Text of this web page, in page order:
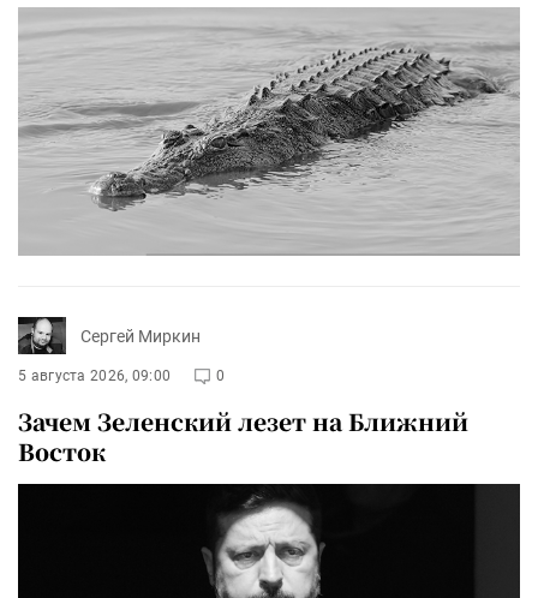
Сергей Миркин
5 августа 2026, 09:00 0
Зачем Зеленский лезет на Ближний
Восток